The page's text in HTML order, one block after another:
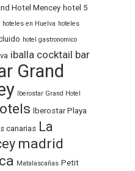
Hotel Mencey hotel 5
hoteles en Huelva hoteles
hotel gastronomico
iballa cocktail bar
Grand
Iberostar Grand Hotel
Iberostar Playa
canarias La
madrid
Matalascañas Petit